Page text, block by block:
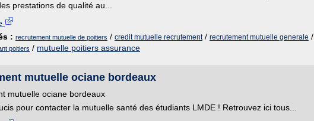
prestations de qualité au...
: recrutement mutuelle de poitiers / credit mutuelle recrutement/ recrutement mutuelle generale /
poitiers / mutuelle poitiers assurance
mutuelle ociane bordeaux
mutuelle ociane bordeaux
pour contacter la mutuelle santé des étudiants LMDE ! Retrouvez ici tous...